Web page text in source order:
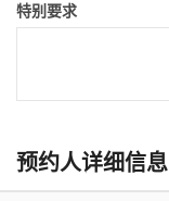
特别要求
预约人详细信息